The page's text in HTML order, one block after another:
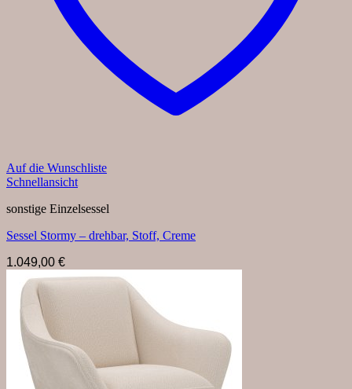
Auf die Wunschliste
Schnellansicht
sonstige Einzelsessel
Sessel Stormy – drehbar, Stoff, Creme
1.049,00 €